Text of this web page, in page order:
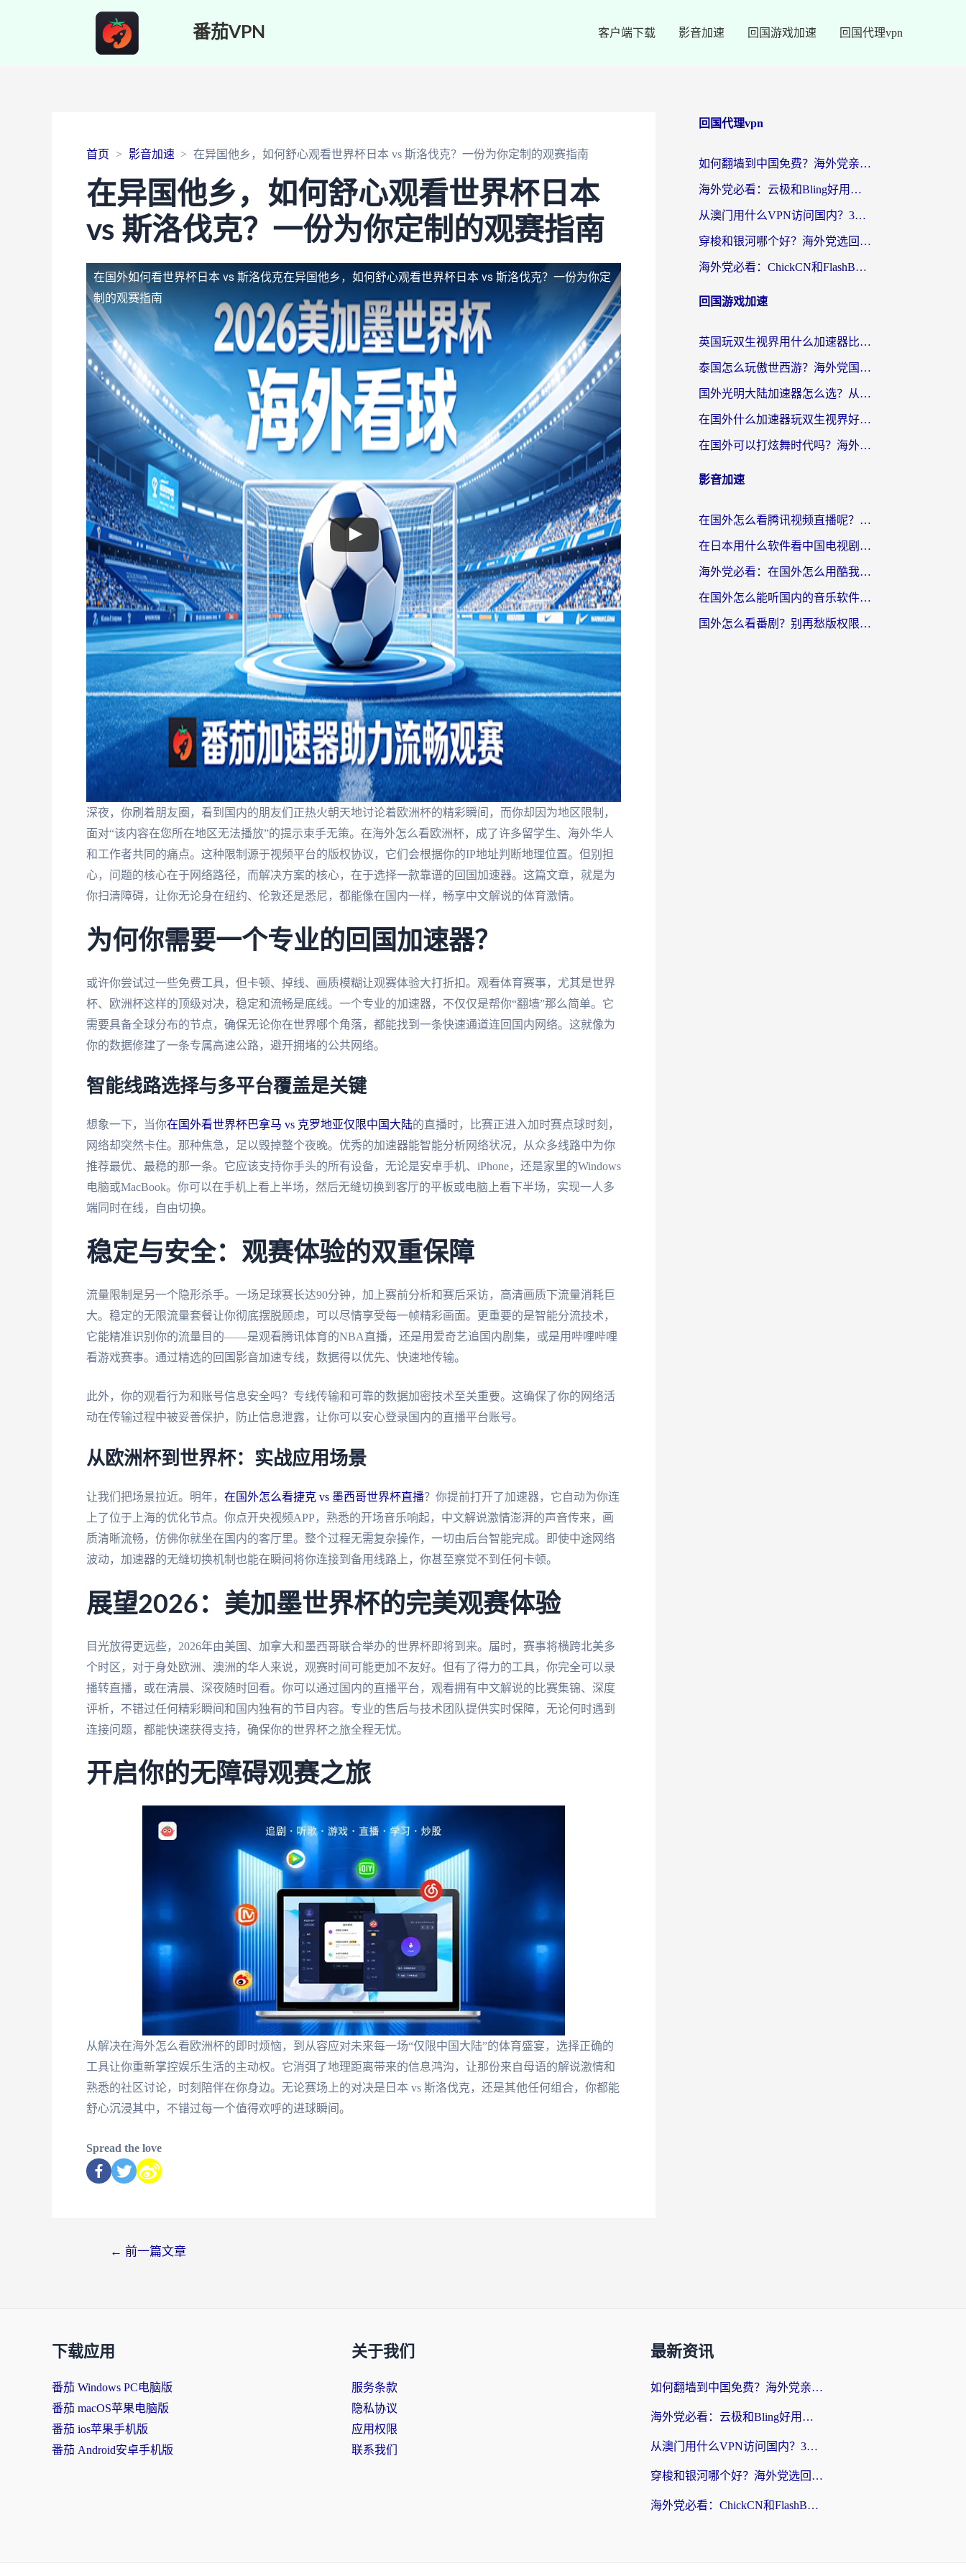
番茄VPN 客户端下载 影音加速 回国游戏加速 回国代理vpn
首页 影音加速 在异国他乡，如何舒心观看世界杯日本 vs 斯洛伐克？一份为你定制的观赛指南
在异国他乡，如何舒心观看世界杯日本
vs 斯洛伐克？一份为你定制的观赛指南
在国外如何看世界杯日本 vs 斯洛伐克在异国他乡，如何舒心观看世界杯日本 vs 斯洛伐克？一份为你定
制的观赛指南
深夜，你刷着朋友圈，看到国内的朋友们正热火朝天地讨论着欧洲杯的精彩瞬间，而你却因为地区限制，
面对“该内容在您所在地区无法播放”的提示束手无策。在海外怎么看欧洲杯，成了许多留学生、海外华人
和工作者共同的痛点。这种限制源于视频平台的版权协议，它们会根据你的IP地址判断地理位置。但别担
心，问题的核心在于网络路径，而解决方案的核心，在于选择一款靠谱的回国加速器。这篇文章，就是为
你扫清障碍，让你无论身在纽约、伦敦还是悉尼，都能像在国内一样，畅享中文解说的体育激情。
为何你需要一个专业的回国加速器？
或许你尝试过一些免费工具，但卡顿、掉线、画质模糊让观赛体验大打折扣。观看体育赛事，尤其是世界
杯、欧洲杯这样的顶级对决，稳定和流畅是底线。一个专业的加速器，不仅仅是帮你“翻墙”那么简单。它
需要具备全球分布的节点，确保无论你在世界哪个角落，都能找到一条快速通道连回国内网络。这就像为
你的数据修建了一条专属高速公路，避开拥堵的公共网络。
智能线路选择与多平台覆盖是关键
想象一下，当你在国外看世界杯巴拿马 vs 克罗地亚仅限中国大陆的直播时，比赛正进入加时赛点球时刻，
网络却突然卡住。那种焦急，足以毁掉整个夜晚。优秀的加速器能智能分析网络状况，从众多线路中为你
推荐最优、最稳的那一条。它应该支持你手头的所有设备，无论是安卓手机、iPhone，还是家里的Windows
电脑或MacBook。你可以在手机上看上半场，然后无缝切换到客厅的平板或电脑上看下半场，实现一人多
端同时在线，自由切换。
稳定与安全：观赛体验的双重保障
流量限制是另一个隐形杀手。一场足球赛长达90分钟，加上赛前分析和赛后采访，高清画质下流量消耗巨
大。稳定的无限流量套餐让你彻底摆脱顾虑，可以尽情享受每一帧精彩画面。更重要的是智能分流技术，
它能精准识别你的流量目的——是观看腾讯体育的NBA直播，还是用爱奇艺追国内剧集，或是用哔哩哔哩
看游戏赛事。通过精选的回国影音加速专线，数据得以优先、快速地传输。
此外，你的观看行为和账号信息安全吗？专线传输和可靠的数据加密技术至关重要。这确保了你的网络活
动在传输过程中被妥善保护，防止信息泄露，让你可以安心登录国内的直播平台账号。
从欧洲杯到世界杯：实战应用场景
让我们把场景拉近。明年， 在国外怎么看捷克 vs 墨西哥世界杯直播？你提前打开了加速器，它自动为你连
上了位于上海的优化节点。你点开央视频APP，熟悉的开场音乐响起，中文解说激情澎湃的声音传来，画
质清晰流畅，仿佛你就坐在国内的客厅里。整个过程无需复杂操作，一切由后台智能完成。即使中途网络
波动，加速器的无缝切换机制也能在瞬间将你连接到备用线路上，你甚至察觉不到任何卡顿。
展望2026：美加墨世界杯的完美观赛体验
目光放得更远些，2026年由美国、加拿大和墨西哥联合举办的世界杯即将到来。届时，赛事将横跨北美多
个时区，对于身处欧洲、澳洲的华人来说，观赛时间可能更加不友好。但有了得力的工具，你完全可以录
播转直播，或在清晨、深夜随时回看。你可以通过国内的直播平台，观看拥有中文解说的比赛集锦、深度
评析，不错过任何精彩瞬间和国内独有的节目内容。专业的售后与技术团队提供实时保障，无论何时遇到
连接问题，都能快速获得支持，确保你的世界杯之旅全程无忧。
开启你的无障碍观赛之旅
从解决在海外怎么看欧洲杯的即时烦恼，到从容应对未来每一场“仅限中国大陆”的体育盛宴，选择正确的
工具让你重新掌控娱乐生活的主动权。它消弭了地理距离带来的信息鸿沟，让那份来自母语的解说激情和
熟悉的社区讨论，时刻陪伴在你身边。无论赛场上的对决是日本 vs 斯洛伐克，还是其他任何组合，你都能
舒心沉浸其中，不错过每一个值得欢呼的进球瞬间。
Spread the love
← 前一篇文章
回国代理vpn
如何翻墙到中国免费？海外党亲测：从踩坑到选对加速器的全攻略
海外党必看：云极和Bling好用吗？3分钟教你选对回国加速器
从澳门用什么VPN访问国内？3个实用标准帮你避开坑，无缝刷剧听歌
穿梭和银河哪个好？海外党选回国加速器的避坑指南，附番茄加速器实测体验
海外党必看：ChickCN和FlashBack好用吗？3招教你选对回国加速器（附云极、HomeCN、斧牛vs艾果对比）
回国游戏加速
英国玩双生视界用什么加速器比较好？海外党亲测有效的国服游戏加速方案
泰国怎么玩傲世西游？海外党国服游戏加速终极攻略（附光明大陆量子特攻实测）
国外光明大陆加速器怎么选？从卡顿到丝滑的终极指南（含德国玩走开外星人墨西哥玩俄罗斯方块技巧）
在国外什么加速器玩双生视界好用？海外党亲测不踩坑的终极指南
在国外可以打炫舞时代吗？海外玩家国服游戏加速全攻略（附实测推荐）
影音加速
在国外怎么看腾讯视频直播呢？留学生亲测有效的回国加速指南
在日本用什么软件看中国电视剧呢？留学生亲测有效的回国加速方案
海外党必看：在国外怎么用酷我音乐听音乐？告别“地区不支持”的实用指南
在国外怎么能听国内的音乐软件？别让版权限制断了你的“中文歌单”
国外怎么看番剧？别再愁版权限制！一个工具解决所有回国追剧难题
下载应用
番茄 Windows PC电脑版
番茄 macOS苹果电脑版
番茄 ios苹果手机版
番茄 Android安卓手机版
关于我们
服务条款
隐私协议
应用权限
联系我们
最新资讯
如何翻墙到中国免费？海外党亲测：从踩坑到选对加速器的全攻略
海外党必看：云极和Bling好用吗？3分钟教你选对回国加速器
从澳门用什么VPN访问国内？3个实用标准帮你避开坑，无缝刷剧听歌
穿梭和银河哪个好？海外党选回国加速器的避坑指南，附番茄加速器实测体验
海外党必看：ChickCN和FlashBack好用吗？3招教你选对回国加速器（附云极、HomeCN、斧牛vs艾果对比）